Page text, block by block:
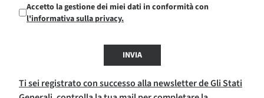
Accetto la gestione dei miei dati in conformità con
l'informativa sulla privacy.
INVIA
Ti sei registrato con successo alla newsletter de Gli Stati